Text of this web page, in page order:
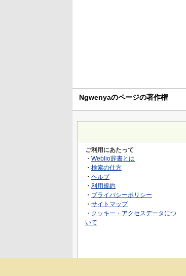
Ngwenyaのページの著作権
ご利用にあたって
・ Weblio辞書とは
・ 検索の仕方
・ ヘルプ
・ 利用規約
・ プライバシーポリシー
・ サイトマップ
・ クッキー・アクセスデータにつ
いて